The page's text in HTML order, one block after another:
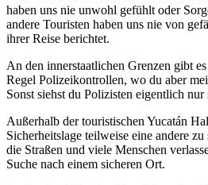
haben uns nie unwohl gefühlt oder
andere Touristen haben uns nie von
ihrer Reise berichtet.
An den innerstaatlichen Grenzen gibt
Regel Polizeikontrollen, wo du aber
Sonst siehst du Polizisten eigentlich nur
Außerhalb der touristischen Yucatán
Sicherheitslage teilweise eine andere
die Straßen und viele Menschen
Suche nach einem sicheren Ort.